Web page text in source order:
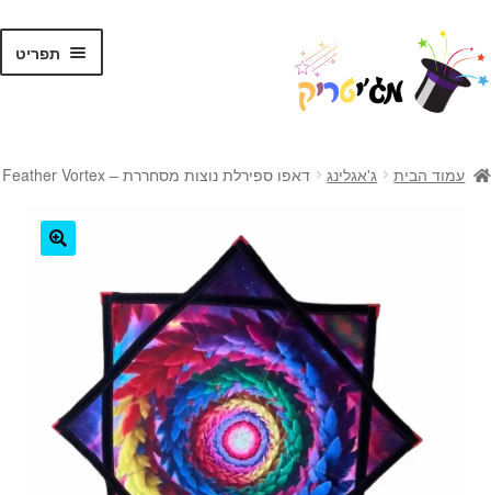
דלג
לניווט
לדלג
לתוכן
תפריט
ערכות קסמים
טריקים
עמוד הבית ג'אגלינג דאפו ספירלת נוצות מסחררת – Feather Vortex